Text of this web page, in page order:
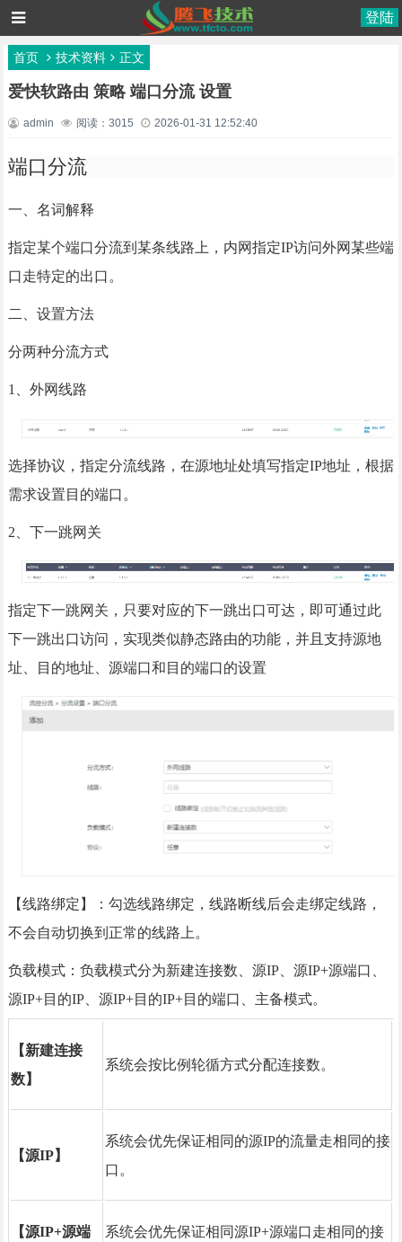
登陆
首页 技术资料 正文
爱快软路由 策略 端口分流 设置
admin 阅读：3015 2026-01-31 12:52:40
端口分流
一、名词解释
指定某个端口分流到某条线路上，内网指定IP访问外网某些端
口走特定的出口。
二、设置方法
分两种分流方式
1、外网线路
选择协议，指定分流线路，在源地址处填写指定IP地址，根据
需求设置目的端口。
2、下一跳网关
指定下一跳网关，只要对应的下一跳出口可达，即可通过此
下一跳出口访问，实现类似静态路由的功能，并且支持源地
址、目的地址、源端口和目的端口的设置
【线路绑定】：勾选线路绑定，线路断线后会走绑定线路，
不会自动切换到正常的线路上。
负载模式：负载模式分为新建连接数、源IP、源IP+源端口、
源IP+目的IP、源IP+目的IP+目的端口、主备模式。
【新建连接
数】
系统会按比例轮循方式分配连接数。
【源IP】
系统会优先保证相同的源IP的流量走相同的接
口。
【源IP+源端
系统会优先保证相同源IP+源端口走相同的接